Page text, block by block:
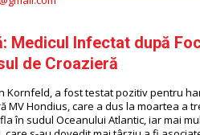
Medicul Infectat după
de Croazieră
Kornfeld, a fost testat pozitiv pentru
MV Hondius, care a dus la moartea a
în sudul Oceanului Atlantic, iar mai